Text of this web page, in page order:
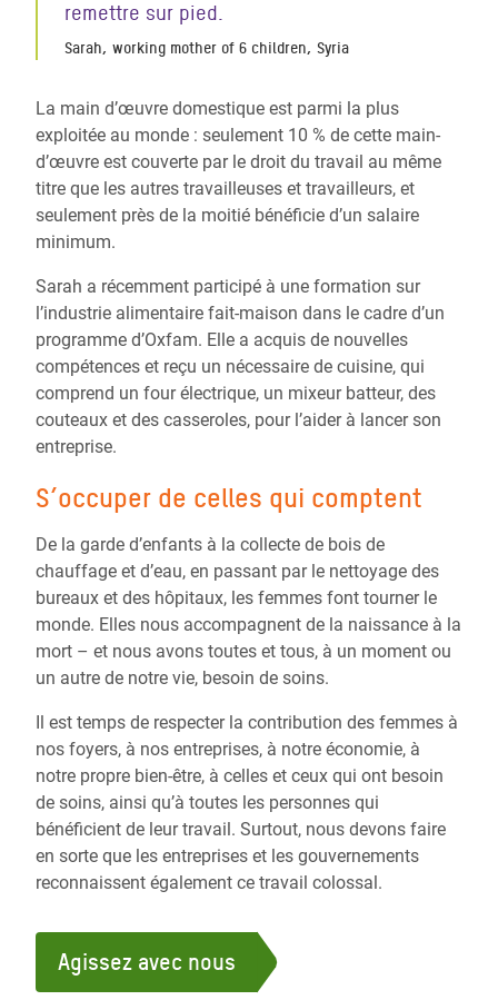
remettre sur pied.
Sarah, working mother of 6 children, Syria
La main d’œuvre domestique est parmi la plus
exploitée au monde : seulement 10 % de cette main-
d’œuvre est couverte par le droit du travail au même
titre que les autres travailleuses et travailleurs, et
seulement près de la moitié bénéficie d’un salaire
minimum.
Sarah a récemment participé à une formation sur
l’industrie alimentaire fait-maison dans le cadre d’un
programme d’Oxfam. Elle a acquis de nouvelles
compétences et reçu un nécessaire de cuisine, qui
comprend un four électrique, un mixeur batteur, des
couteaux et des casseroles, pour l’aider à lancer son
entreprise.
S’occuper de celles qui comptent
De la garde d’enfants à la collecte de bois de
chauffage et d’eau, en passant par le nettoyage des
bureaux et des hôpitaux, les femmes font tourner le
monde. Elles nous accompagnent de la naissance à la
mort – et nous avons toutes et tous, à un moment ou
un autre de notre vie, besoin de soins.
Il est temps de respecter la contribution des femmes à
nos foyers, à nos entreprises, à notre économie, à
notre propre bien-être, à celles et ceux qui ont besoin
de soins, ainsi qu’à toutes les personnes qui
bénéficient de leur travail. Surtout, nous devons faire
en sorte que les entreprises et les gouvernements
reconnaissent également ce travail colossal.
Agissez avec nous